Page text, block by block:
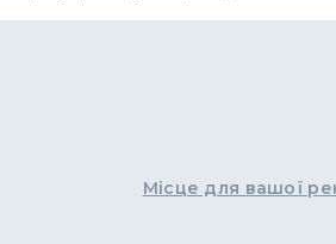
Місце для вашої